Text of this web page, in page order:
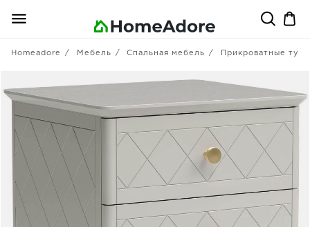
Homeadore Мебель Спальная мебель Прикроватные